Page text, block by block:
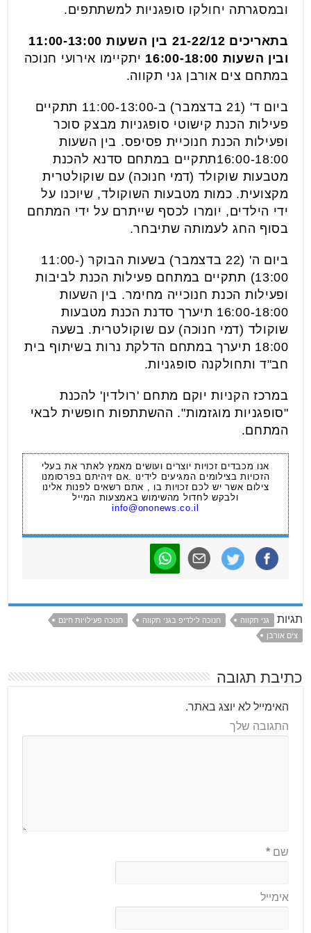
ובמסגרתה יחולקו סופגניות למשתתפים.
בתאריכים 21-22/12 בין השעות 11:00-13:00
ובין השעות 16:00-18:00
יתקיימו אירועי חנוכה
במתחם צים אורבן גני תקווה.
ביום ד' (21 בדצמבר) ב-11:00-13:00 תתקיים
פעילות הכנת קישוטי סופגניות מבצק סוכר
ופעילות הכנת חנוכיית פסיפס. בין השעות
16:00-18:00תתקיים במתחם סדנא להכנת
מטבעות שוקולד (דמי חנוכה) עם שוקולטרית
מקצועית. כמות מטבעות השוקולד, שיוכנו על
ידי הילדים, יומרו לכסף שייתרם על ידי המתחם
בסוף החג לעמותה שתיבחר.
ביום ה' (22 בדצמבר) בשעות הבוקר (11:00-
13:00) תתקיים במתחם פעילות הכנת לביבות
ופעילות הכנת חנוכייה מחימר. בין השעות
16:00-18:00 תיערך סדנת הכנת מטבעות
שוקולד (דמי חנוכה) עם שוקולטרית. בשעה
18:00 תיערך במתחם הדלקת נרות בשיתוף בית
חב"ד ותחולקנה סופגניות.
במרכז הקניות יוקם מתחם 'רולדין' להכנת
"סופגניות מוגזמות". ההשתתפות חופשית לבאי
המתחם.
אנו מכבדים זכויות יוצרים ועושים מאמץ לאתר את בעלי
הזכויות בצילומים המגיעים לידינו .אם זיהיתם בפרסומנו
צילום אשר יש לכם זכויות בו , אתם רשאים לפנות אלינו
ולבקש לחדול מהשימוש באמצעות המייל
info@ononews.co.il
תגיות גני תקווה חנוכה לילדיפ בגני תקווה
חנוכה פעילויות חינם
צים אורבן
כתיבת תגובה
האימייל לא יוצג באתר.
התגובה שלך
שם*
אימייל